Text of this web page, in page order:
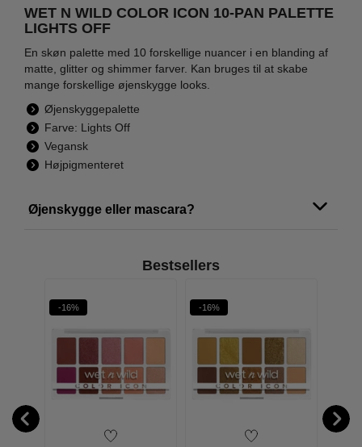
WET N WILD COLOR ICON 10-PAN PALETTE
LIGHTS OFF
En skøn palette med 10 forskellige nuancer i en blanding af
matte, glitter og shimmer farver. Kan bruges til at skabe
mange forskellige øjenskygge looks.
Øjenskyggepalette
Farve: Lights Off
Vegansk
Højpigmenteret
Øjenskygge eller mascara?
Bestsellers
-16% -16%